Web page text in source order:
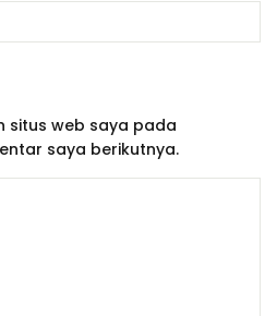
situs web saya pada
saya berikutnya.